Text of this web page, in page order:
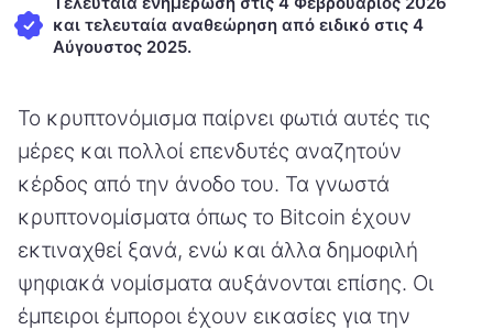
και τελευταία αναθεώρηση από ειδικό στις 4
Αύγουστος 2025.
Το κρυπτονόμισμα παίρνει φωτιά αυτές τις
μέρες και πολλοί επενδυτές αναζητούν
κέρδος από την άνοδο του. Τα γνωστά
κρυπτονομίσματα όπως το Bitcoin έχουν
εκτιναχθεί ξανά, ενώ και άλλα δημοφιλή
ψηφιακά νομίσματα αυξάνονται επίσης. Οι
έμπειροι έμποροι έχουν εικασίες για την